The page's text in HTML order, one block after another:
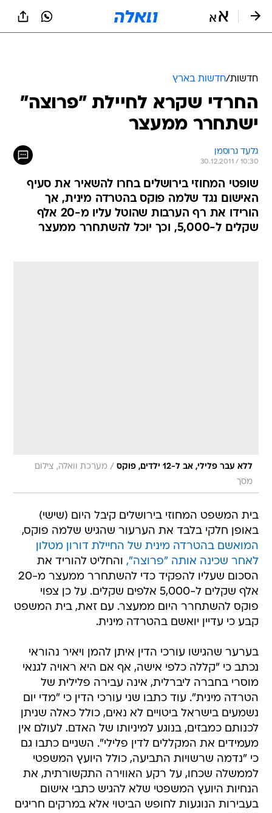
חדשות/חדשות בארץ
החרדי שקרא לחיילת "פרוצה"
ישתחרר ממעצר
גלעד גרוסמן
30.12.2011 / 10:30
שופטי המחוזי בירושלים בחרו להשאיר את סעיף
האישום נגד שלמה פוקס בהטרדה מינית, אך
הורידו את רף הערבות שהוטל עליו מ-20 אלף
שקלים ל-5,000, וכך יוכל להשתחרר ממעצר
ללא עבר פלילי, אב ל-12 ילדים, פוקס / מערכת וואלה, צילום
מסך
בית המשפט המחוזי בירושלים קיבל היום (שישי)
באופן חלקי בלבד את הערעור שהגיש שלמה פוקס,
המואשם בהטרדה מינית של החיילת דורון מטלון
לאחר שכינה אותה "פרוצה", והחליט להוריד את
הסכום שעליו להפקיד כדי להשתחרר ממעצר מ-20
אלף שקלים ל-5,000 אלפים שקלים. על כן צפוי
פוקס להשתחרר היום ממעצר. עם זאת, בית המשפט
קבע כי עדיין יואשם בהטרדה מינית.
בערער שהגישו עורכי הדין איתן להמן ויאיר נהוראי
נכתב כי "קללה כלפי אישה, אף אם היא ראויה לגנאי
מוסרי בחברה ליברלית, אינה עבירה פלילית של
הטרדה מינית". עוד כתבו שני עורכי הדין כי "מדי יום
נשמעים בישראל ביטויים לא נאים, כולל כאלה שניתן
לכנותם כמבזים, בנוגע למיניותו של האדם. לעולם אין
מעמידים את המקללים לדין פלילי". השניים כתבו גם
כי "נדמה שרשויות התביעה, כולל היועץ המשפטי
לממשלה שכחו, על רקע האווירה התקשורתית, את
הנחיות היועץ המשפטי שלא להגיש כתבי אישום
בעבירות הנוגעות לחופש הביטוי אלא במרקים חריגים